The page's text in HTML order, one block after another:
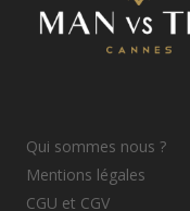
Qui sommes nous ?
Mentions légales
CGU et CGV